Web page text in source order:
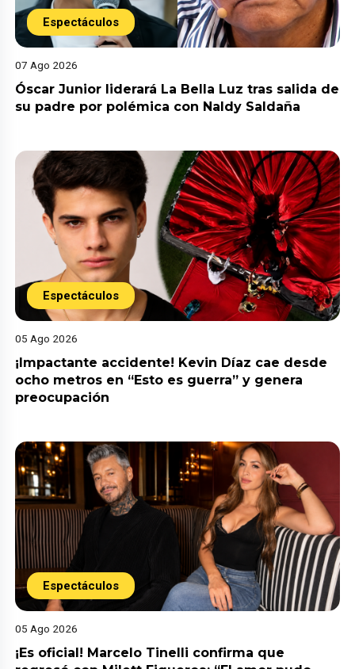
Espectáculos
07 Ago 2026
Óscar Junior liderará La Bella Luz tras salida de
su padre por polémica con Naldy Saldaña
Espectáculos
05 Ago 2026
¡Impactante accidente! Kevin Díaz cae desde
ocho metros en “Esto es guerra” y genera
preocupación
Espectáculos
05 Ago 2026
¡Es oficial! Marcelo Tinelli confirma que